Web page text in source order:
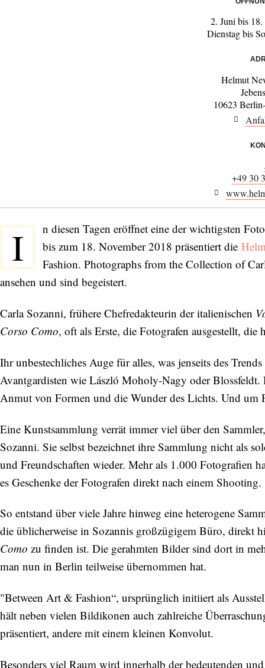
2. Juni bis
Dienstag bis
Helmut
10623
+49 30
I
n diesen Tagen eröffnet eine der wichtigsten
bis zum 18. November 2018 präsentiert die
Fashion. Photographs from the Collection of
ansehen und sind begeistert.
Carla Sozanni, frühere Chefredakteurin der italienischen
Corso Como, oft als Erste, die Fotografen ausgestellt, die
Ihr unbestechliches Auge für alles, was jenseits des
Avantgardisten wie László Moholy-Nagy oder
Anmut von Formen und die Wunder des Lichts. Und um
Eine Kunstsammlung verrät immer viel über den
Sozanni. Sie selbst bezeichnet ihre Sammlung nicht als
und Freundschaften wieder. Mehr als 1.000 Fotografien
es Geschenke der Fotografen direkt nach einem Shooting.
So entstand über viele Jahre hinweg eine heterogene
die üblicherweise in Sozannis großzügigem Büro, direkt
Como zu finden ist. Die gerahmten Bilder sind dort in
man nun in Berlin teilweise übernommen hat.
"Between Art & Fashion“, ursprünglich initiiert als
hält neben vielen Bildikonen auch zahlreiche
präsentiert, andere mit einem kleinen Konvolut.
Besonders viel Raum wird innerhalb der bedeutenden